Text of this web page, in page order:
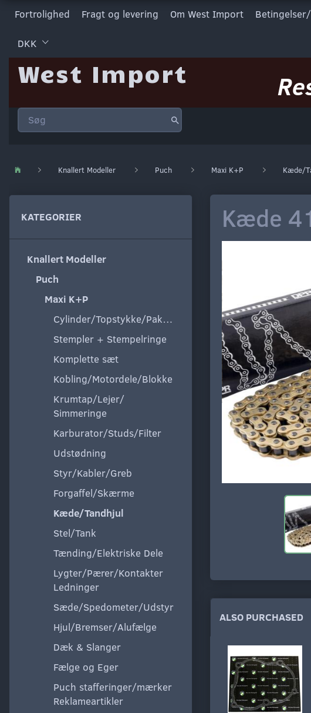
Fortrolighed Fragt og levering Om West Import
DKK
West Import
Knallert Modeller Puch Maxi K+P Kæde/
KATEGORIER
Knallert Modeller
Puch
Maxi K+P
Cylinder/Topstykke/Pakning
Stempler + Stempelringe
Komplette sæt
Kobling/Motordele/Blokke
Krumtap/Lejer/
Simmeringe
Karburator/Studs/Filter
Udstødning
Styr/Kabler/Greb
Forgaffel/Skærme
Kæde/Tandhjul
Stel/Tank
Tænding/Elektriske Dele
Lygter/Pærer/Kontakter
Ledninger
Sæde/Spedometer/Udstyr
Hjul/Bremser/Alufælge
Dæk & Slanger
Fælge og Eger
Puch stafferinger/mærker
Reklameartikler
Kæde
ALSO PURCHASED